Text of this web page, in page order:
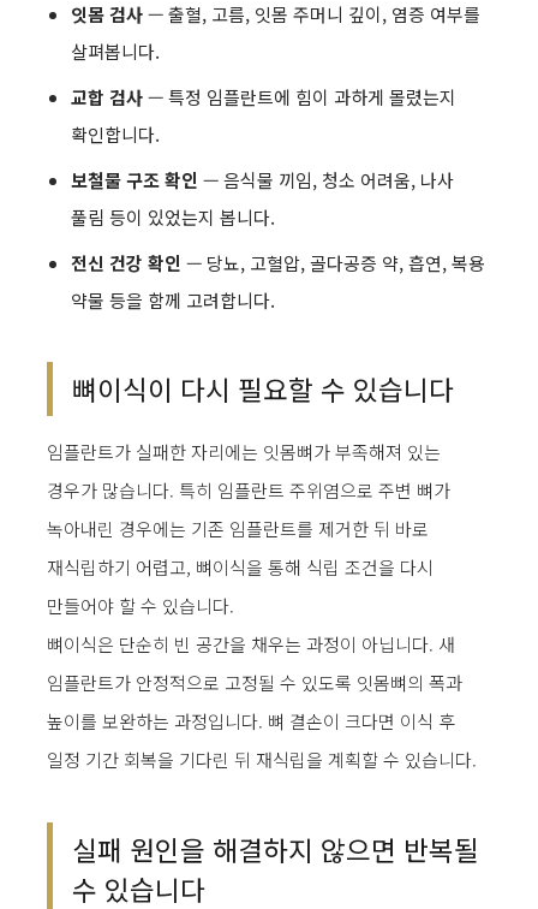
잇몸 검사— 출혈, 고름, 잇몸 주머니 깊이, 염증 여부를
살펴봅니다.
교합 검사— 특정 임플란트에 힘이 과하게 몰렸는지
확인합니다.
보철물 구조 확인 — 음식물 끼임, 청소 어려움, 나사
풀림 등이 있었는지 봅니다.
전신 건강 확인 — 당뇨, 고혈압, 골다공증 약, 흡연, 복용
약물 등을 함께 고려합니다.
뼈이식이 다시 필요할 수 있습니다
임플란트가 실패한 자리에는 잇몸뼈가 부족해져 있는
경우가 많습니다. 특히 임플란트 주위염으로 주변 뼈가
녹아내린 경우에는 기존 임플란트를 제거한 뒤 바로
재식립하기 어렵고, 뼈이식을 통해 식립 조건을 다시
만들어야 할 수 있습니다.
뼈이식은 단순히 빈 공간을 채우는 과정이 아닙니다. 새
임플란트가 안정적으로 고정될 수 있도록 잇몸뼈의 폭과
높이를 보완하는 과정입니다. 뼈 결손이 크다면 이식 후
일정 기간 회복을 기다린 뒤 재식립을 계획할 수 있습니다.
실패 원인을 해결하지 않으면 반복될
수 있습니다